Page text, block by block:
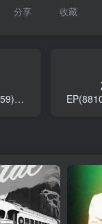
分享 收藏